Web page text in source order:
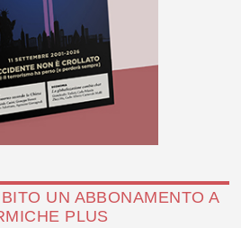
UN ABBONAMENTO A
PLUS